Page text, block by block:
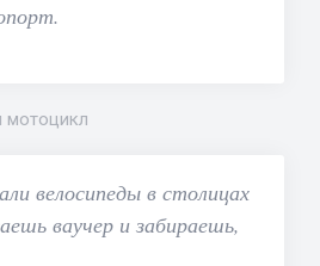
мотоцикл
велосипеды в столицах
ваучер и забираешь,